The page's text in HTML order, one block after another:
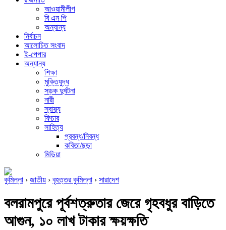
আওয়ামীলীগ
বি এন পি
অন্যান্য
নির্বাচন
আলোচিত সংবাদ
ই-পেপার
অন্যান্য
শিক্ষা
মুক্তিযুদ্ধ
সড়ক দুর্ঘটনা
নারী
স্বাস্থ্য
ফিচার
সাহিত্য
প্রবন্ধ/নিবন্ধ
কবিতা/ছড়া
মিডিয়া
কুমিল্লা › জাতীয় › বৃহত্তর কুমিল্লা › সারাদেশ
বলরামপুরে পূর্বশত্রুতার জেরে গৃহবধুর বাড়িতে
আগুন, ১০ লাখ টাকার ক্ষয়ক্ষতি